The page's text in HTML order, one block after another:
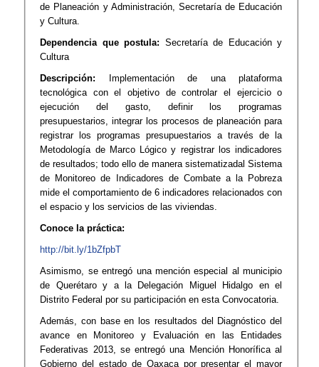
de Planeación y Administración, Secretaría de Educación
y Cultura.
Dependencia que postula: Secretaría de Educación y
Cultura
Descripción: Implementación de una plataforma
tecnológica con el objetivo de controlar el ejercicio o
ejecución del gasto, definir los programas
presupuestarios, integrar los procesos de planeación para
registrar los programas presupuestarios a través de la
Metodología de Marco Lógico y registrar los indicadores
de resultados; todo ello de manera sistematizadal Sistema
de Monitoreo de Indicadores de Combate a la Pobreza
mide el comportamiento de 6 indicadores relacionados con
el espacio y los servicios de las viviendas.
Conoce la práctica:
http://bit.ly/1bZfpbT​
Asimismo, se entregó una mención especial al municipio
de Querétaro y a la Delegación Miguel Hidalgo en el
Distrito Federal por su participación en esta Convocatoria.
Además, con base en los resultados del Diagnóstico del
avance en Monitoreo y Evaluación en las Entidades
Federativas 2013, se entregó una Mención Honorífica al
Gobierno del estado de Oaxaca por presentar el mayor